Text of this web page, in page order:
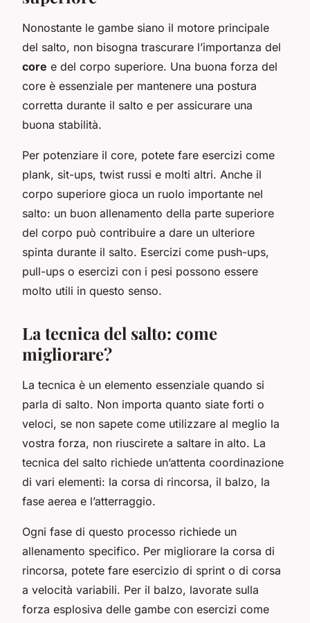
Nonostante le gambe siano il motore principale
del salto, non bisogna trascurare l’importanza del
core e del corpo superiore. Una buona forza del
core è essenziale per mantenere una postura
corretta durante il salto e per assicurare una
buona stabilità.
Per potenziare il core, potete fare esercizi come
plank, sit-ups, twist russi e molti altri. Anche il
corpo superiore gioca un ruolo importante nel
salto: un buon allenamento della parte superiore
del corpo può contribuire a dare un ulteriore
spinta durante il salto. Esercizi come push-ups,
pull-ups o esercizi con i pesi possono essere
molto utili in questo senso.
La tecnica del salto: come
migliorare?
La tecnica è un elemento essenziale quando si
parla di salto. Non importa quanto siate forti o
veloci, se non sapete come utilizzare al meglio la
vostra forza, non riuscirete a saltare in alto. La
tecnica del salto richiede un’attenta coordinazione
di vari elementi: la corsa di rincorsa, il balzo, la
fase aerea e l’atterraggio.
Ogni fase di questo processo richiede un
allenamento specifico. Per migliorare la corsa di
rincorsa, potete fare esercizio di sprint o di corsa
a velocità variabili. Per il balzo, lavorate sulla
forza esplosiva delle gambe con esercizi come